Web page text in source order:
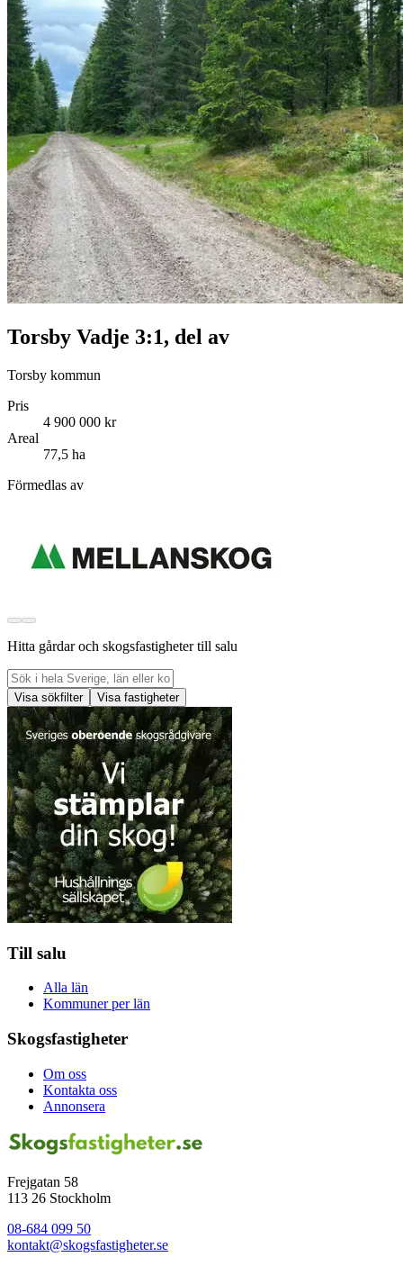
Torsby Vadje 3:1, del av
Torsby kommun
Pris
4 900 000 kr
Areal
77,5 ha
Förmedlas av
Hitta gårdar och skogsfastigheter till salu
Visa sökfilter Visa fastigheter
Till salu
Alla län
Kommuner per län
Skogsfastigheter
Om oss
Kontakta oss
Annonsera
Frejgatan 58
113 26 Stockholm
08-684 099 50
kontakt@skogsfastigheter.se